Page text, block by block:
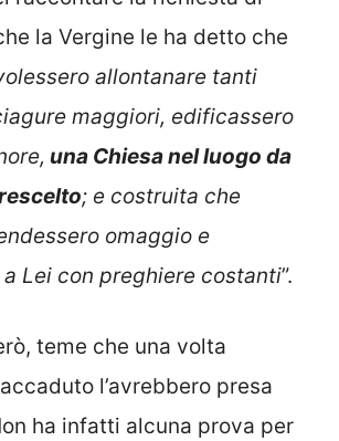
la Vergine le ha detto che
allontanare tanti
maggiori, edificassero
una Chiesa nel luogo da
; e costruita che
omaggio e
Lei con preghiere costanti”.
teme che una volta
l’avrebbero presa
ha infatti alcuna prova per